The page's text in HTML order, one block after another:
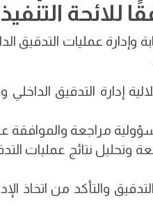
للائحة
عمليات التدقيق
إدارة التدقيق
مراجعة والموافقة
وتحليل نتائج عمليات
والتأكد من اتخاذ